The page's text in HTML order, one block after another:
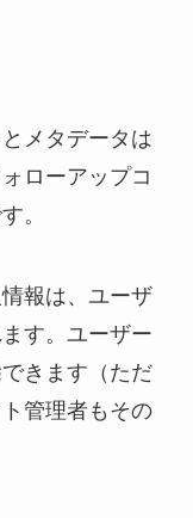
メタデータは
ローアップコ
。
報は、ユーザ
す。ユーザー
きます（ただ
管理者もその